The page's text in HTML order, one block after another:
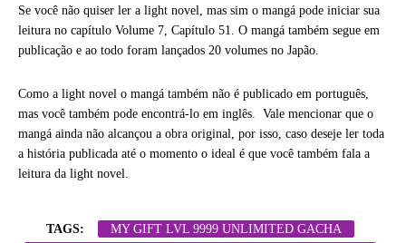
Se você não quiser ler a light novel, mas sim o mangá pode iniciar sua
leitura no capítulo Volume 7, Capítulo 51. O mangá também segue em
publicação e ao todo foram lançados 20 volumes no Japão.
Como a light novel o mangá também não é publicado em português,
mas você também pode encontrá-lo em inglês. Vale mencionar que o
mangá ainda não alcançou a obra original, por isso, caso deseje ler toda
a história publicada até o momento o ideal é que você também fala a
leitura da light novel.
TAGS:
MY GIFT LVL 9999 UNLIMITED GACHA